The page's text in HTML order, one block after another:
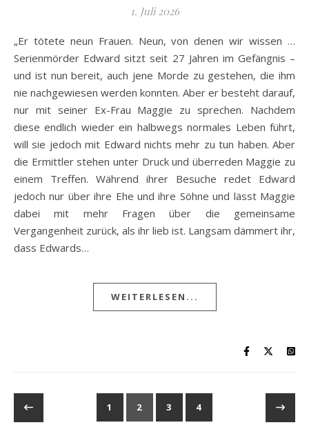
1. Juli 2026
„Er tötete neun Frauen. Neun, von denen wir wissen …
Serienmörder Edward sitzt seit 27 Jahren im Gefängnis –
und ist nun bereit, auch jene Morde zu gestehen, die ihm
nie nachgewiesen werden konnten. Aber er besteht darauf,
nur mit seiner Ex-Frau Maggie zu sprechen. Nachdem
diese endlich wieder ein halbwegs normales Leben führt,
will sie jedoch mit Edward nichts mehr zu tun haben. Aber
die Ermittler stehen unter Druck und überreden Maggie zu
einem Treffen. Während ihrer Besuche redet Edward
jedoch nur über ihre Ehe und ihre Söhne und lässt Maggie
dabei mit mehr Fragen über die gemeinsame
Vergangenheit zurück, als ihr lieb ist. Langsam dämmert ihr,
dass Edwards…
WEITERLESEN...
1 2 3 4